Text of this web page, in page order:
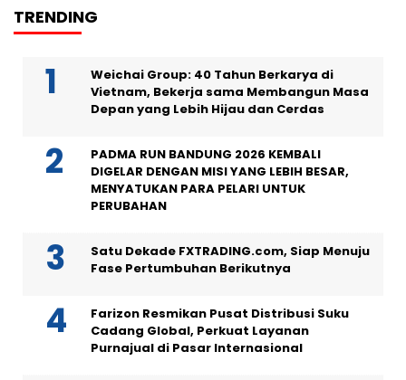
TRENDING
Weichai Group: 40 Tahun Berkarya di
Vietnam, Bekerja sama Membangun Masa
Depan yang Lebih Hijau dan Cerdas
PADMA RUN BANDUNG 2026 KEMBALI
DIGELAR DENGAN MISI YANG LEBIH BESAR,
MENYATUKAN PARA PELARI UNTUK
PERUBAHAN
Satu Dekade FXTRADING.com, Siap Menuju
Fase Pertumbuhan Berikutnya
Farizon Resmikan Pusat Distribusi Suku
Cadang Global, Perkuat Layanan
Purnajual di Pasar Internasional